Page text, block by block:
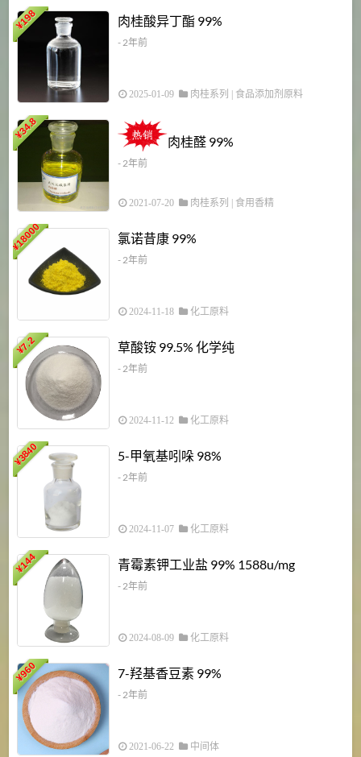
¥
198 肉桂酸异丁酯 99%
- 2年前
2025-01-09 肉桂系列 食品添加剂原料
¥
34.8
肉桂醛 99%
- 2年前
2021-07-20 肉桂系列 食用香精
¥
18000 氯诺昔康 99%
- 2年前
2024-11-18 化工原料
¥
7.2 草酸铵 99.5% 化学纯
- 2年前
2024-11-12 化工原料
¥
3840 5-甲氧基吲哚 98%
- 2年前
2024-11-07 化工原料
¥
144 青霉素钾工业盐 99% 1588u/mg
- 2年前
2024-08-09 化工原料
¥
960 7-羟基香豆素 99%
- 2年前
2021-06-22 中间体